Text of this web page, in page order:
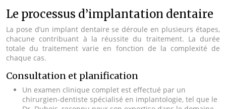
Le processus d’implantation dentaire
La pose d’un implant dentaire se déroule en plusieurs étapes,
chacune contribuant à la réussite du traitement. La durée
totale du traitement varie en fonction de la complexité de
chaque cas.
Consultation et planification
Un examen clinique complet est effectué par un
chirurgien-dentiste spécialisé en implantologie, tel que le